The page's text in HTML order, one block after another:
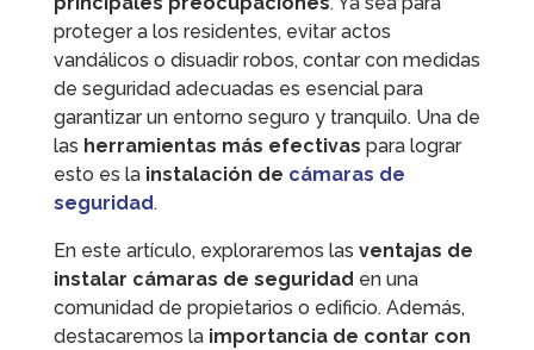
proteger a los residentes, evitar actos
vandálicos o disuadir robos, contar con medidas
de seguridad adecuadas es esencial para
garantizar un entorno seguro y tranquilo. Una de
las herramientas más efectivas para lograr
esto es la instalación de cámaras de
seguridad.
En este artículo, exploraremos las ventajas de
instalar cámaras de seguridad en una
comunidad de propietarios o edificio. Además,
destacaremos laimportancia de contar con